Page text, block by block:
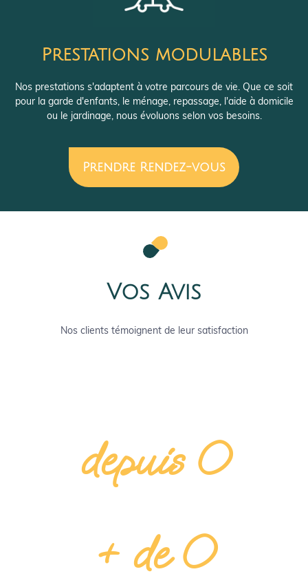
Prestations modulables
Nos prestations s'adaptent à votre parcours de vie. Que ce soit
pour la garde d'enfants, le ménage, repassage, l'aide à domicile
ou le jardinage, nous évoluons selon vos besoins.
Prendre Rendez-vous
Vos Avis
Nos clients témoignent de leur satisfaction
depuis 0
+ de 0